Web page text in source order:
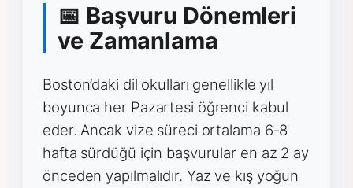
📅 Başvuru Dönemleri
ve Zamanlama
Boston’daki dil okulları genellikle yıl
boyunca her Pazartesi öğrenci kabul
eder. Ancak vize süreci ortalama 6-8
hafta sürdüğü için başvurular en az 2 ay
önceden yapılmalıdır. Yaz ve kış yoğun